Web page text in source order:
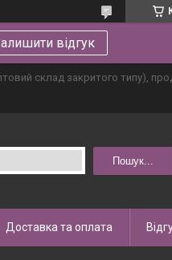
відгук
склад закритого типу),
Пошук...
Доставка та оплата